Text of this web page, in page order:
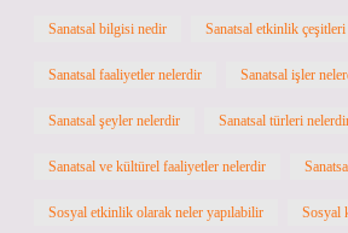
Sanatsal bilgisi nedir Sanatsal etkinlik
Sanatsal faaliyetler nelerdir Sanatsal işler
Sanatsal şeyler nelerdir Sanatsal türleri
Sanatsal ve kültürel faaliyetler nelerdir
Sosyal etkinlik olarak neler yapılabilir Sosyal